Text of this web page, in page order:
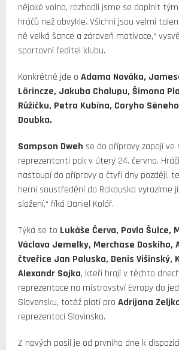
nějaké volno, rozhodli jsme se doplnit
hráčů než obvykle. Všichni jsou velmi
ně velká šance a zároveň motivace,“
sportovní ředitel klubu.
Konkrétně jde o Adama Nováka,
Lörincze, Jakuba Chalupu, Šimona
Růžičku, Petra Kubína, Coryho
Doubka.
Sampson Dweh se do přípravy zapojí ve
reprezentanti pak v úterý 24. června. Hráči
nastoupí do přípravy o čtyři dny později,
herní soustředění do Rakouska vyrazíme
složení,“ říká Daniel Kolář.
Týká se to Lukáše Červa, Pavla Šulce,
Václava Jemelky, Merchase Doskiho,
čtveřice Jan Paluska, Denis Višinský,
Alexandr Sojka, kteří hrají v těchto
reprezentace na mistrovství Evropy do
Slovensku, totéž platí pro Adrijana
reprezentací Slovinska.
Z nových posil je od prvního dne k